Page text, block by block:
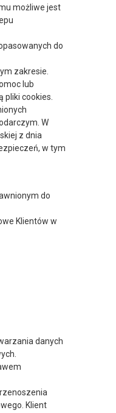
możliwe jest
do
zakresie.
lub
cookies.
W
z dnia
w tym
do
Klientów w
danych
Klient